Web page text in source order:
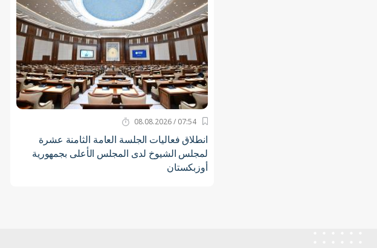
07:54 / 08.08.2026
انطلاق فعاليات الجلسة العامة الثامنة عشرة
لمجلس الشيوخ لدى المجلس الأعلى بجمهورية
أوزبكستان